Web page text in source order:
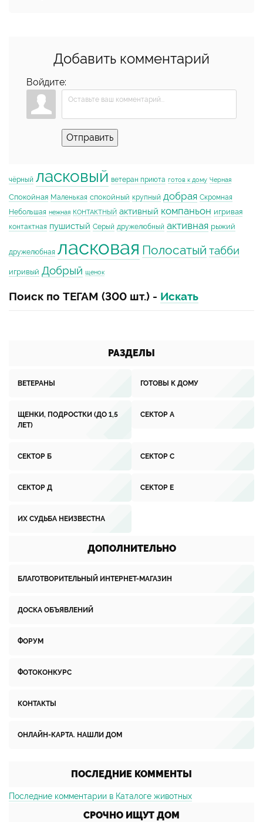
Добавить комментарий
Войдите:
Отправить
чёрный ласковый ветеран приюта готов к дому Черная
Спокойная Маленькая спокойный крупный добрая Скромная
Небольшая нежная КОНТАКТНЫЙ активный компаньон игривая
контактная пушистый Серый дружелюбный активная рыжий
дружелюбная ласковая Полосатый табби
игривый Добрый щенок
Поиск по ТЕГАМ (300 шт.) - Искать
РАЗДЕЛЫ
ВЕТЕРАНЫ ГОТОВЫ К ДОМУ
ЩЕНКИ, ПОДРОСТКИ (ДО 1,5
ЛЕТ)
СЕКТОР А
СЕКТОР Б СЕКТОР С
СЕКТОР Д СЕКТОР Е
ИХ СУДЬБА НЕИЗВЕСТНА
ДОПОЛНИТЕЛЬНО
БЛАГОТВОРИТЕЛЬНЫЙ ИНТЕРНЕТ-МАГАЗИН
ДОСКА ОБЪЯВЛЕНИЙ
ФОРУМ
ФОТОКОНКУРС
КОНТАКТЫ
ОНЛАЙН-КАРТА. НАШЛИ ДОМ
ПОСЛЕДНИЕ КОММЕНТЫ
Последние комментарии в Каталоге животных
СРОЧНО ИЩУТ ДОМ